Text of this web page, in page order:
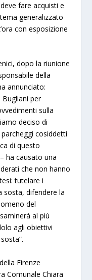
fare acquisti e
generalizzato
con esposizione
dopo la riunione
della
annunciato:
Bugliani per
sulla
deciso di
cosiddetti
di questo
ha causato una
che non hanno
tutelare i
sosta, difendere la
del
al più
agli obiettivi
Firenze
Comunale Chiara